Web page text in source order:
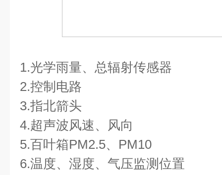
1.光学雨量、总辐射传感器
2.控制电路
3.指北箭头
4.超声波风速、风向
5.百叶箱PM2.5、PM10
6.温度、湿度、气压监测位置